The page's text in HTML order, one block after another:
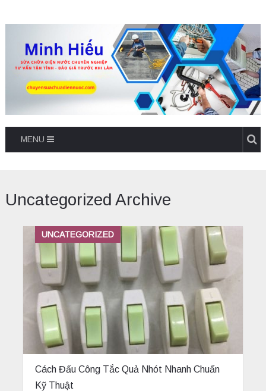
MENU
Uncategorized Archive
UNCATEGORIZED
Cách Đấu Công Tắc Quả Nhót Nhanh Chuẩn
Kỹ Thuật